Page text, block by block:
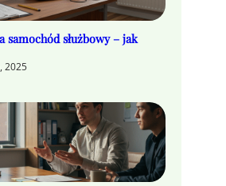
samochód służbowy – jak
2025